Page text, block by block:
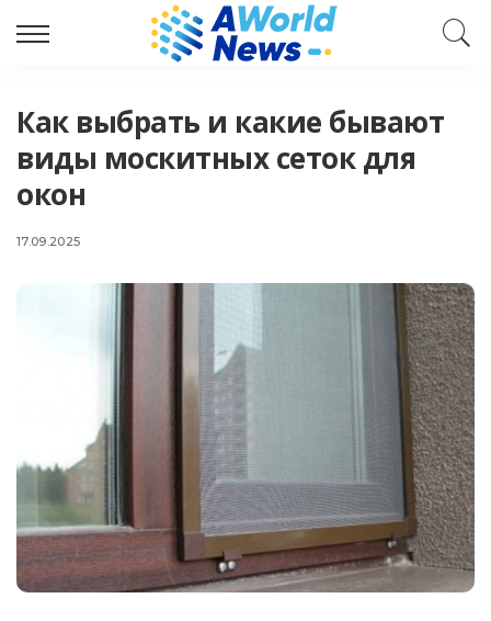
Как выбрать и какие бывают
виды москитных сеток для
окон
17.09.2025